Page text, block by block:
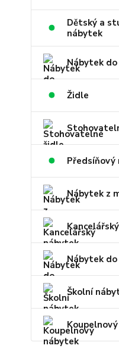
Dětský a
nábytek
Nábytek do
Židle
Předsíňový
Nábytek z
Nábytek do
Školní